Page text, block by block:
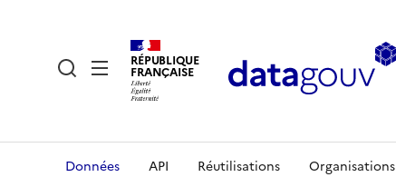
RÉPUBLIQUE
FRANÇAISE
Données API Réutilisations Organisations